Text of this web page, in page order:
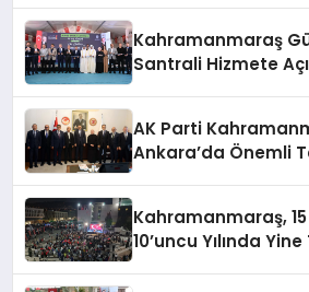
Kahramanmaraş
Santrali Hizmete
AK Parti
Ankara’da Önemli
Kahramanmaraş,
10’uncu Yılında